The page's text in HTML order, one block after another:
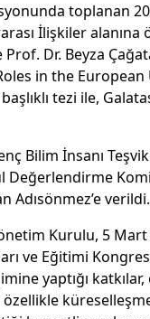
toplanan
İlişkiler alanına
Dr. Beyza
in the
tezi ile,
Bilim İnsanı
Değerlendirme
Adısönmez’e verildi.
Kurulu, 5 Mart
ve Eğitimi
yaptığı